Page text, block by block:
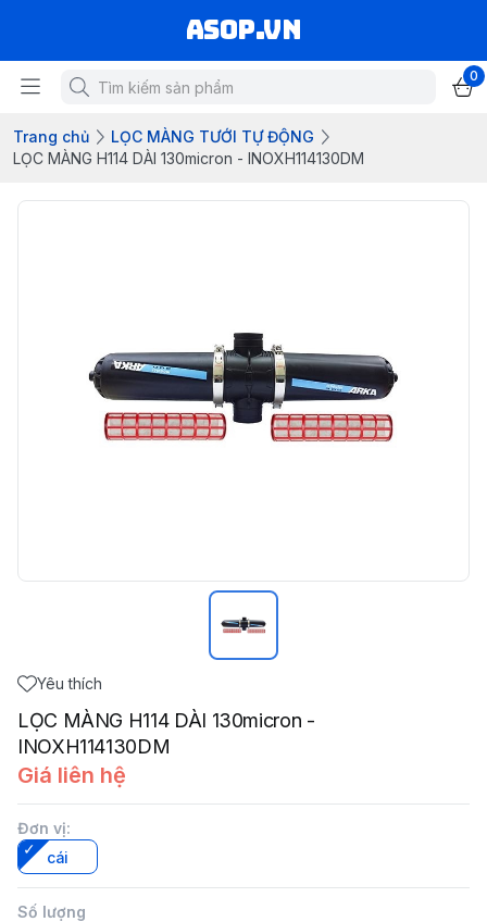
asop.vn
0
Trang chủ
LỌC MÀNG TƯỚI TỰ ĐỘNG
LỌC MÀNG H114 DÀI 130micron - INOXH114130DM
Yêu thích
LỌC MÀNG H114 DÀI 130micron -
INOXH114130DM
Giá liên hệ
Đơn vị:
cái
Số lượng